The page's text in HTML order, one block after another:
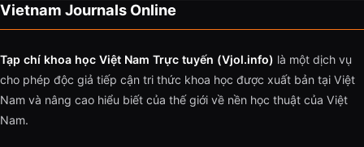
Vietnam Journals Online
Tạp chí khoa học Việt Nam Trực tuyến (Vjol.info) là một dịch vụ
cho phép độc giả tiếp cận tri thức khoa học được xuất bản tại Việt
Nam và nâng cao hiểu biết của thế giới về nền học thuật của Việt
Nam.